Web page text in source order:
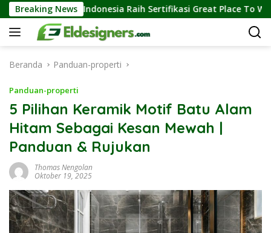
Langsung
ke
konten
Breaking News
Indonesia Raih Sertifikasi Great Place To Work, Perkuat
Beranda Panduan-properti
Panduan-properti
5 Pilihan Keramik Motif Batu Alam
Hitam Sebagai Kesan Mewah |
Panduan & Rujukan
Thomas Nengolan
Oktober 19, 2025